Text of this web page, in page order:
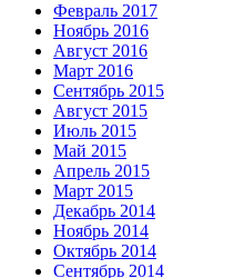
Февраль 2017
Ноябрь 2016
Август 2016
Март 2016
Сентябрь 2015
Август 2015
Июль 2015
Май 2015
Апрель 2015
Март 2015
Декабрь 2014
Ноябрь 2014
Октябрь 2014
Сентябрь 2014